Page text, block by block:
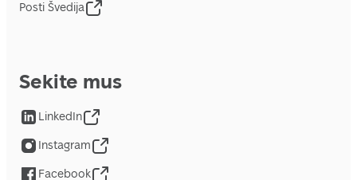
Posti Švedija
Sekite mus
LinkedIn
Instagram
Facebook